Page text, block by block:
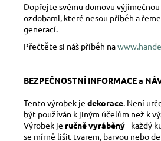
Dopřejte svému domovu
ozdobami, které nesou příběh a
generací.
Přečtěte si náš příběh na
BEZPEČNOSTNÍ INFORMACE a
Tento výrobek je dekorace. Není
být používán k jiným účelům než k
Výrobek je ručně vyráběný- každý
se mírně lišit tvarem, barvou nebo